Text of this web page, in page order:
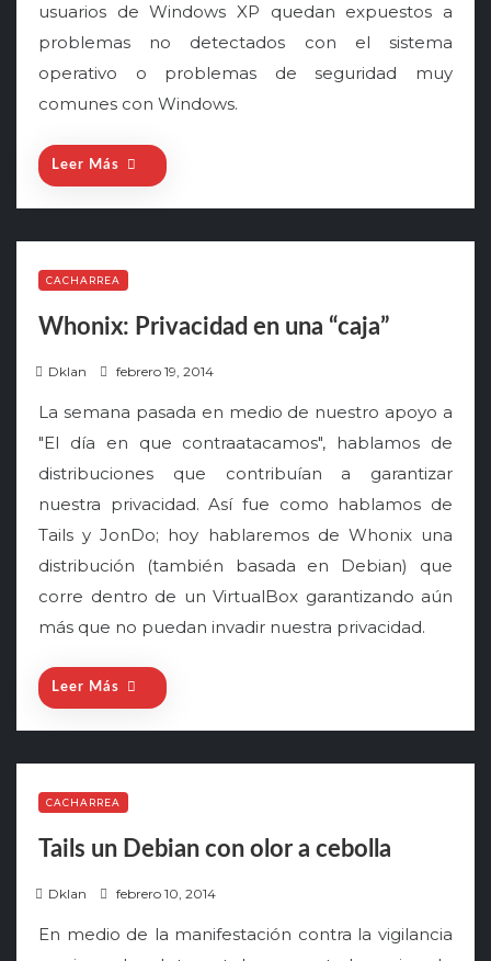
usuarios de Windows XP quedan expuestos a
problemas no detectados con el sistema
operativo o problemas de seguridad muy
comunes con Windows.
Leer Más
CACHARREA
Whonix: Privacidad en una “caja”
Dklan
s
t
e
d
febrero 19, 2014
La semana pasada en medio de nuestro apoyo a
"El día en que contraatacamos", hablamos de
distribuciones que contribuían a garantizar
nuestra privacidad. Así fue como hablamos de
Tails y JonDo; hoy hablaremos de Whonix una
distribución (también basada en Debian) que
corre dentro de un VirtualBox garantizando aún
más que no puedan invadir nuestra privacidad.
Leer Más
CACHARREA
Tails un Debian con olor a cebolla
Dklan
s
febrero 10, 2014
En medio de la manifestación contra la vigilancia